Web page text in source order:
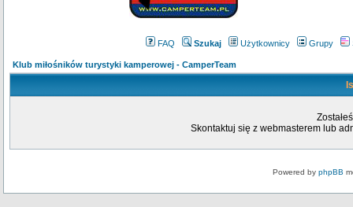
FAQ Szukaj Użytkownicy Grupy
Klub miłośników turystyki kamperowej - CamperTeam
Skontaktuj się z webmasterem lub
Powered by phpBB